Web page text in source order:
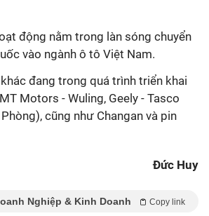
động nằm trong làn sóng chuyển
vào ngành ô tô Việt Nam.
đang trong quá trình triển khai
Motors - Wuling, Geely - Tasco
cũng như Changan và pin
Đức Huy
Nghiệp & Kinh Doanh Copy link